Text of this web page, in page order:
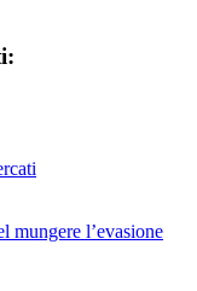
mungere l’evasione